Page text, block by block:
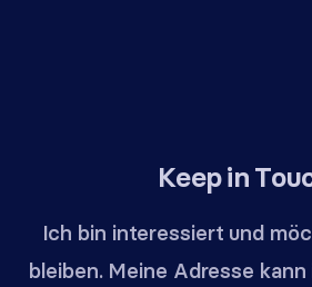
Keep in
Ich bin interessiert und
bleiben. Meine Adresse